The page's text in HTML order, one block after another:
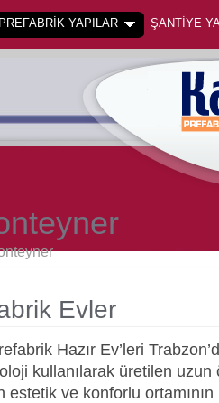
PREFABRİK YAPILAR ŞANTİYE
Evler
Hazır Ev’leri
kullanılarak üretilen
estetik ve konforlu ortamının